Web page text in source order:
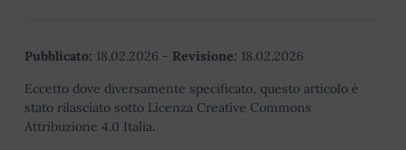
Pubblicato: 18.02.2026 - Revisione: 18.02.2026
Eccetto dove diversamente specificato, questo articolo è
stato rilasciato sotto Licenza Creative Commons
Attribuzione 4.0 Italia.